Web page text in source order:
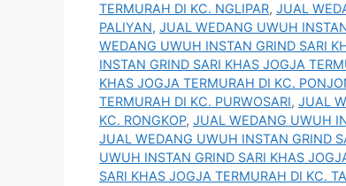
TERMURAH DI KC. NGLIPAR, JUAL
PALIYAN, JUAL WEDANG UWUH
WEDANG UWUH INSTAN GRIND SARI
INSTAN GRIND SARI KHAS JOGJA
KHAS JOGJA TERMURAH DI KC.
TERMURAH DI KC. PURWOSARI, JUAL
KC. RONGKOP, JUAL WEDANG UWUH
JUAL WEDANG UWUH INSTAN GRIND
UWUH INSTAN GRIND SARI KHAS
SARI KHAS JOGJA TERMURAH DI KC.